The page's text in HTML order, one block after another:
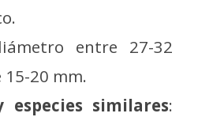
entre 27-32
20 mm.
especies similares: